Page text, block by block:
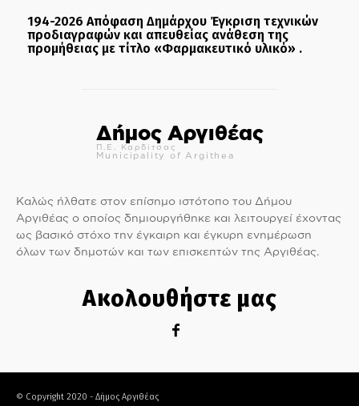
194-2026 Απόφαση Δημάρχου Έγκριση τεχνικών
προδιαγραφών και απευθείας ανάθεση της
προμήθειας με τίτλο «Φαρμακευτικό υλικό» .
Δήμος Αργιθέας
Π.Ε. Καρδίτσας
Municipality of Argithea
Καλώς ήλθατε στον επίσημο ιστότοπο του Δήμου
Αργιθέας ο οποίος δημιουργήθηκε και λειτουργεί έχοντας
ως βασικό στόχο την έγκαιρη και έγκυρη ενημέρωση
όλων των δημοτών και των επισκεπτών της Αργιθέας.
Ακολουθήστε μας
© Copyright 2020 - Δήμος Αργιθέας